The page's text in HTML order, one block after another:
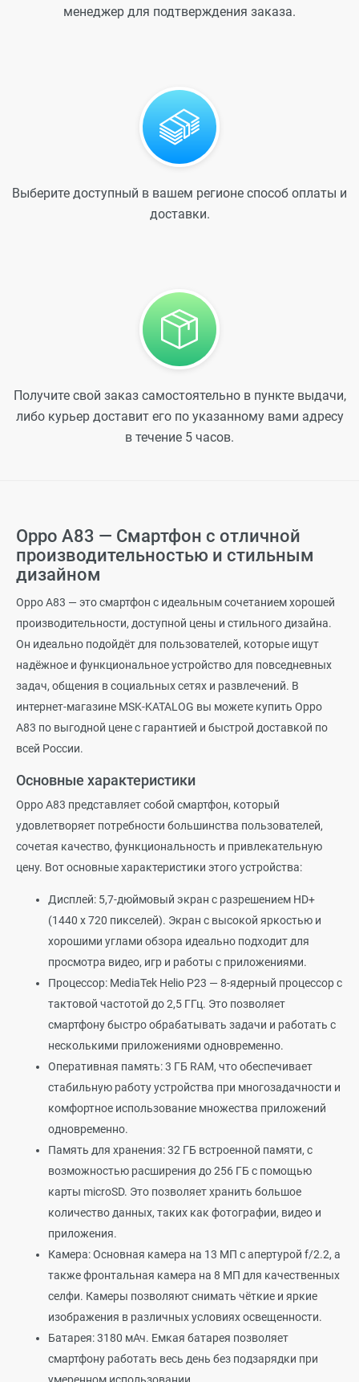
менеджер для подтверждения заказа.
Выберите доступный в вашем регионе способ оплаты и
доставки.
Получите свой заказ самостоятельно в пункте выдачи,
либо курьер доставит его по указанному вами адресу
в течение 5 часов.
Oppo A83 — Смартфон с отличной
производительностью и стильным
дизайном
Oppo A83 — это смартфон с идеальным сочетанием хорошей
производительности, доступной цены и стильного дизайна.
Он идеально подойдёт для пользователей, которые ищут
надёжное и функциональное устройство для повседневных
задач, общения в социальных сетях и развлечений. В
интернет-магазине MSK-KATALOG вы можете купить Oppo
A83 по выгодной цене с гарантией и быстрой доставкой по
всей России.
Основные характеристики
Oppo A83 представляет собой смартфон, который
удовлетворяет потребности большинства пользователей,
сочетая качество, функциональность и привлекательную
цену. Вот основные характеристики этого устройства:
Дисплей: 5,7-дюймовый экран с разрешением HD+
(1440 x 720 пикселей). Экран с высокой яркостью и
хорошими углами обзора идеально подходит для
просмотра видео, игр и работы с приложениями.
Процессор: MediaTek Helio P23 — 8-ядерный процессор с
тактовой частотой до 2,5 ГГц. Это позволяет
смартфону быстро обрабатывать задачи и работать с
несколькими приложениями одновременно.
Оперативная память: 3 ГБ RAM, что обеспечивает
стабильную работу устройства при многозадачности и
комфортное использование множества приложений
одновременно.
Память для хранения: 32 ГБ встроенной памяти, с
возможностью расширения до 256 ГБ с помощью
карты microSD. Это позволяет хранить большое
количество данных, таких как фотографии, видео и
приложения.
Камера: Основная камера на 13 МП с апертурой f/2.2, а
также фронтальная камера на 8 МП для качественных
селфи. Камеры позволяют снимать чёткие и яркие
изображения в различных условиях освещенности.
Батарея: 3180 мАч. Емкая батарея позволяет
смартфону работать весь день без подзарядки при